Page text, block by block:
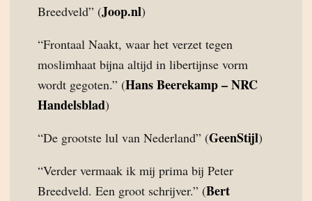
Breedveld” (Joop.nl)
“Frontaal Naakt, waar het verzet tegen
moslimhaat bijna altijd in libertijnse vorm
wordt gegoten.” (Hans Beerekamp – NRC
Handelsblad)
“De grootste lul van Nederland” (GeenStijl)
“Verder vermaak ik mij prima bij Peter
Breedveld. Een groot schrijver.” (Bert